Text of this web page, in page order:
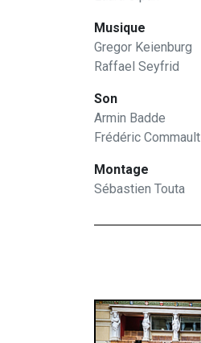
Musique
Gregor Keienburg
Raffael Seyfrid
Son
Armin Badde
Frédéric Commault
Montage
Sébastien Touta